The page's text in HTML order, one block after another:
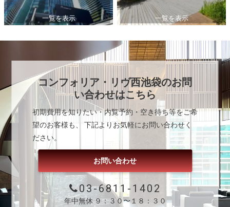
一覧を表示 一覧を表示
コンフォリア・リヴ西池袋のお問
い合わせはこちら
初期費用を知りたい・内覧予約・空き待ち等をご希
望のお客様も、 下記よりお気軽にお問い合わせく
ださい。
お問い合わせ
03-6811-1402
年中無休 ９：３０〜１８：３０